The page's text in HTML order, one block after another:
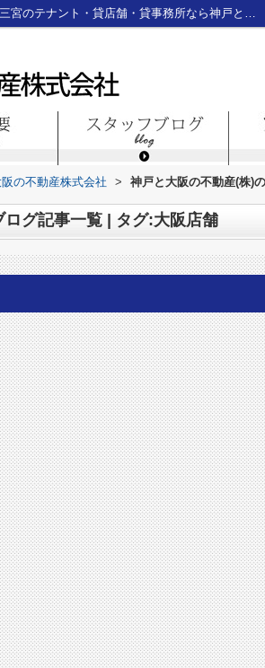
スタッフブログ記事一覧ページ | タグ:大阪店舗｜神戸三宮のテナント・貸店舗・貸事務所なら神戸と大阪の不動産株式会社
の不動産株式会社 > 神戸と大阪の不動産(株)
グ記事一覧 | タグ:大阪店舗